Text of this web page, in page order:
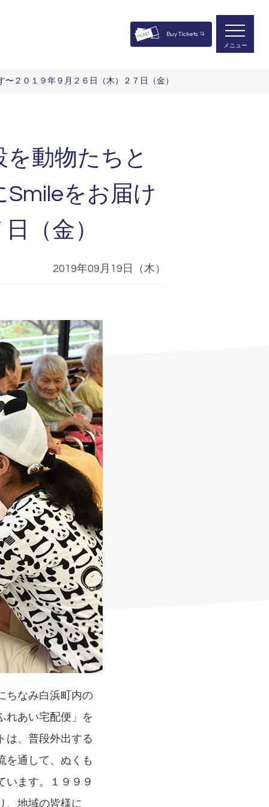
Buy Tickets
メニュー
２０１９年９月２６日（木）２７日（金）
動物たちと
をお届け
（金）
2019年09月19日（木）
ちなみ白浜町内の
れあい宅配便」を
は、普段外出する
を通して、ぬくも
います。１９９９
、地域の皆様に